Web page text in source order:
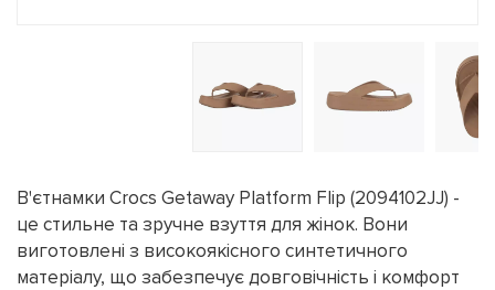
В'єтнамки Crocs Getaway Platform Flip (2094102JJ) -
це стильне та зручне взуття для жінок. Вони
виготовлені з високоякісного синтетичного
матеріалу, що забезпечує довговічність і комфорт